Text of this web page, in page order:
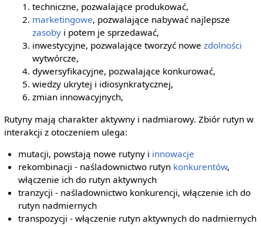
techniczne, pozwalające produkować,
marketingowe, pozwalające nabywać najlepsze
zasoby i potem je sprzedawać,
inwestycyjne, pozwalające tworzyć nowezdolności
wytwórcze,
dywersyfikacyjne, pozwalające konkurować,
wiedzy ukrytej i idiosynkratycznej,
zmian innowacyjnych,
Rutyny mają charakter aktywny i nadmiarowy. Zbiór rutyn w
interakcji z otoczeniem ulega:
mutacji, powstają nowe rutyny i innowacje
rekombinacji - naśladownictwo rutyn konkurentów,
włączenie ich do rutyn aktywnych
tranzycji - naśladownictwo konkurencji, włączenie ich do
rutyn nadmiernych
transpozycji - włączenie rutyn aktywnych do nadmiernych